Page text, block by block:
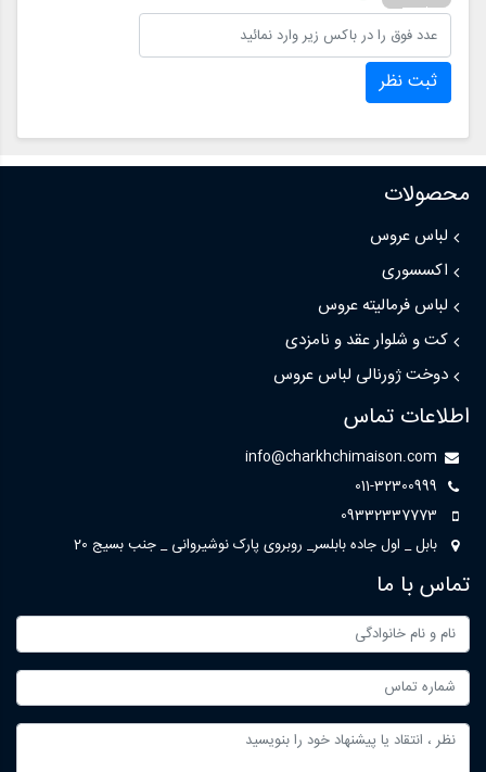
ثبت نظر
محصولات
لباس عروس
اکسسوری
لباس فرمالیته عروس
کت و شلوار عقد و نامزدی
دوخت ژورنالی لباس عروس
اطلاعات تماس
info@charkhchimaison.com
011-32300999
09332337773
بابل _ اول جاده بابلسر_ روبروی پارک نوشیروانی _ جنب بسیج 20
تماس با ما